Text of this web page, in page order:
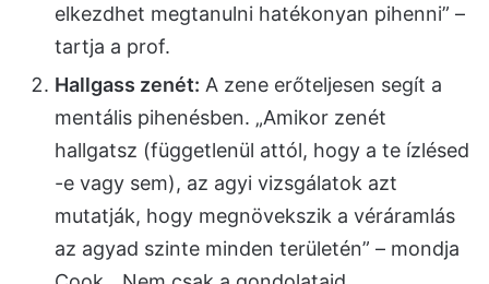
elkezdhet megtanulni hatékonyan pihenni” –
tartja a prof.
Hallgass zenét: A zene erőteljesen segít a
mentális pihenésben. „Amikor zenét
hallgatsz (függetlenül attól, hogy a te ízlésed
-e vagy sem), az agyi vizsgálatok azt
mutatják, hogy megnövekszik a véráramlás
az agyad szinte minden területén” – mondja